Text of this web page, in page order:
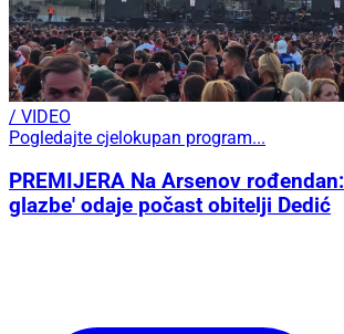
/ VIDEO
Pogledajte cjelokupan program...
PREMIJERA Na Arsenov
glazbe' odaje počast obitelji Dedić